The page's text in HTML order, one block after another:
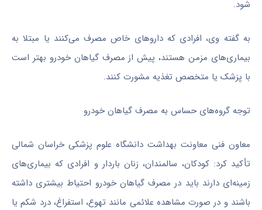
شود.
به گفته وی، افرادی که داروهای خاص مصرف می‌کنند یا مبتلا به
بیماری‌های مزمن هستند، پیش از مصرف گیاهان خودرو بهتر است
با پزشک یا متخصص تغذیه مشورت کنند.
توجه گروه‌های حساس به مصرف گیاهان خودرو
معاون فنی معاونت بهداشت دانشگاه علوم پزشکی خراسان شمالی
تأکید کرد: کودکان، سالمندان، زنان باردار و افرادی که بیماری‌های
زمینه‌ای دارند باید در مصرف گیاهان خودرو احتیاط بیشتری داشته
باشند و در صورت مشاهده علائمی مانند تهوع، استفراغ، درد شکم یا